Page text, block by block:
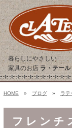
暮らしにやさしい
家具のお店ラ・テール
HOME » ブログ» ラテ
フレンチ